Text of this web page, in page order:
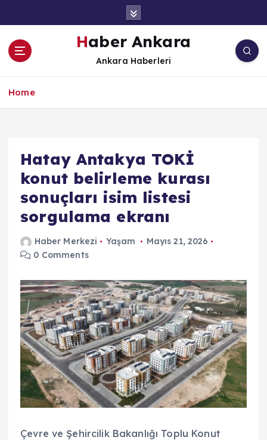
Haber Ankara
Ankara Haberleri
Home
Hatay Antakya TOKİ
konut belirleme kurası
sonuçları isim listesi
sorgulama ekranı
Haber Merkezi Yaşam
Mayıs 21, 2026
0 Comments
Çevre ve Şehircilik Bakanlığı Toplu Konut